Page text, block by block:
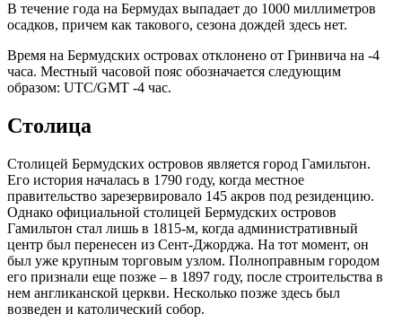
В течение года на Бермудах выпадает до 1000 миллиметров
осадков, причем как такового, сезона дождей здесь нет.
Время на Бермудских островах отклонено от Гринвича на -4
часа. Местный часовой пояс обозначается следующим
образом: UTC/GMT -4 час.
Столица
Столицей Бермудских островов является город Гамильтон.
Его история началась в 1790 году, когда местное
правительство зарезервировало 145 акров под резиденцию.
Однако официальной столицей Бермудских островов
Гамильтон стал лишь в 1815-м, когда административный
центр был перенесен из Сент-Джорджа. На тот момент, он
был уже крупным торговым узлом. Полноправным городом
его признали еще позже – в 1897 году, после строительства в
нем англиканской церкви. Несколько позже здесь был
возведен и католический собор.